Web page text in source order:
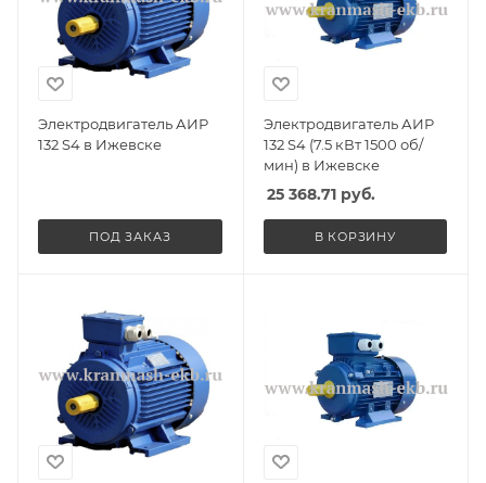
Электродвигатель АИР
132 S4 в Ижевске
ПОД ЗАКАЗ
Электродвигатель АИР
132 S4 (7.5 кВт 1500 об/
мин) в Ижевске
25 368.71руб.
В КОРЗИНУ